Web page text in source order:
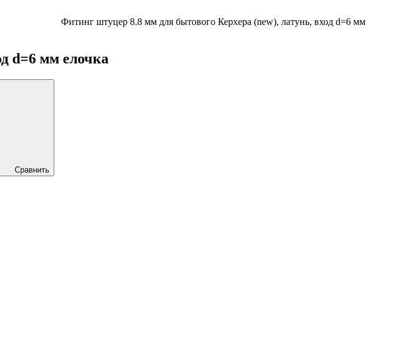
Фитинг штуцер 8.8 мм для бытового Керхера (new), латунь, вход d=6 мм
d=6 мм елочка
Сравнить